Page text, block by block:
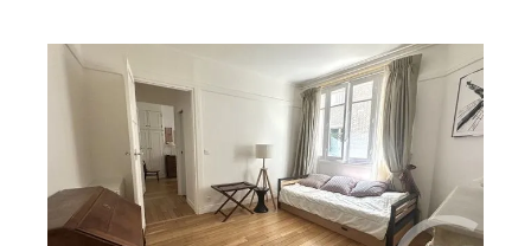
PARIS 75007
48,10 m 2 , 2 pièces
Ref : 10324
Appartement F2 à louer
1 749 €
par mois charges comprises